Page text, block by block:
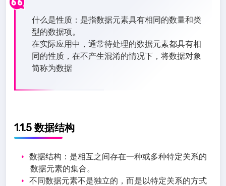
什么是性质：是指数据元素具有相同的数量和类
型的数据项。
在实际应用中，通常待处理的数据元素都具有相
同的性质，在不产生混淆的情况下，将数据对象
简称为数据
1.1.5 数据结构
数据结构：是相互之间存在一种或多种特定关系的
数据元素的集合。
不同数据元素不是独立的，而是以特定关系的方式